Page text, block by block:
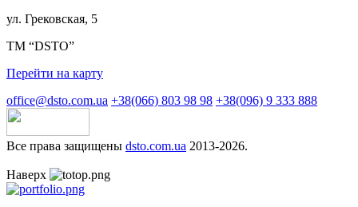
ул. Грековская, 5
ТМ “DSTO”
Перейти на карту
office@dsto.com.ua +38(066) 803 98 98 +38(096) 9 333 888
Все права защищены dsto.com.ua 2013-2026.
Наверх